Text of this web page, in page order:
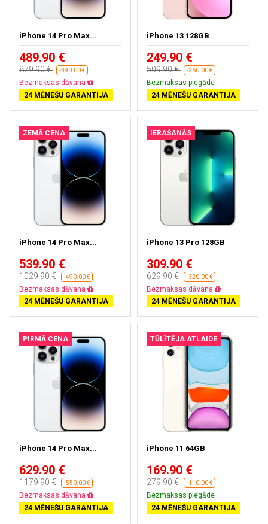
iPhone 14 Pro Max...
489.90 €
879.90 € -390.00 €
Bezmaksas dāvana
24 MĒNEŠU GARANTIJA
iPhone 13 128GB
249.90 €
509.90 € -260.00 €
Bezmaksas piegāde
24 MĒNEŠU GARANTIJA
ZEMĀ CENA
iPhone 14 Pro Max...
539.90 €
1029.90 € -490.00 €
Bezmaksas dāvana
24 MĒNEŠU GARANTIJA
IERAŠANĀS
iPhone 13 Pro 128GB
309.90 €
629.90 € -320.00 €
Bezmaksas dāvana
24 MĒNEŠU GARANTIJA
PIRMĀ CENA
iPhone 14 Pro Max...
629.90 €
1179.90 € -550.00 €
Bezmaksas dāvana
24 MĒNEŠU GARANTIJA
TŪLĪTĒJA ATLAIDE
iPhone 11 64GB
169.90 €
279.90 € -110.00 €
Bezmaksas piegāde
24 MĒNEŠU GARANTIJA